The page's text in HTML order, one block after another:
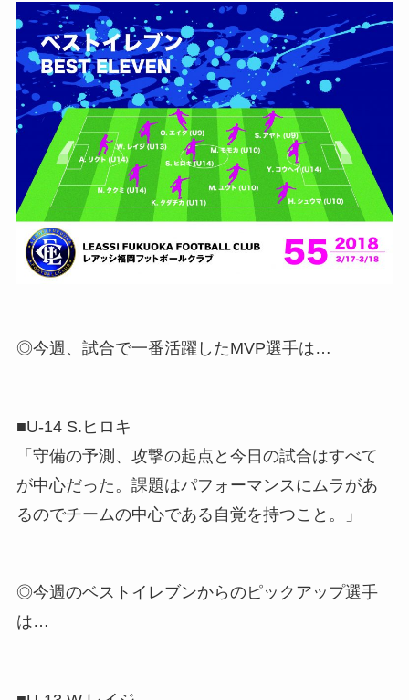
◎今週、試合で一番活躍したMVP選手は…
■U-14 S.ヒロキ
「守備の予測、攻撃の起点と今日の試合はすべて
が中心だった。課題はパフォーマンスにムラがあ
るのでチームの中心である自覚を持つこと。」
◎今週のベストイレブンからのピックアップ選手
は…